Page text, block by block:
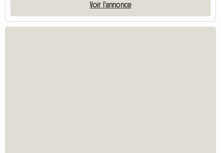
Voir l'annonce